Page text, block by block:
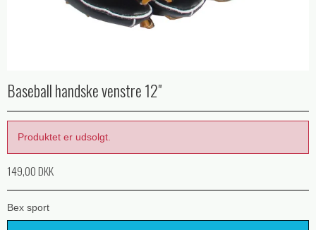
Baseball handske venstre 12"
Produktet er udsolgt.
149,00 DKK
Bex sport